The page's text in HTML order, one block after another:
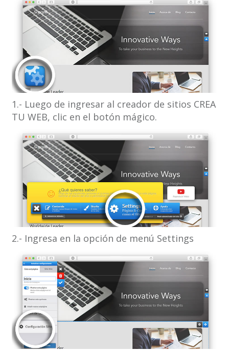
1.- Luego de ingresar al creador de sitios CREA
TU WEB, clic en el botón mágico.
2.- Ingresa en la opción de menú Settings